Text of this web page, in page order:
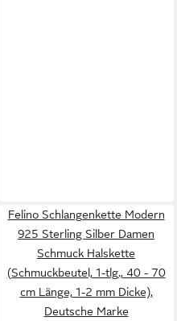
Felino Schlangenkette Modern
925 Sterling Silber Damen
Schmuck Halskette
(Schmuckbeutel, 1-tlg., 40 - 70
cm Länge, 1-2 mm Dicke),
Deutsche Marke